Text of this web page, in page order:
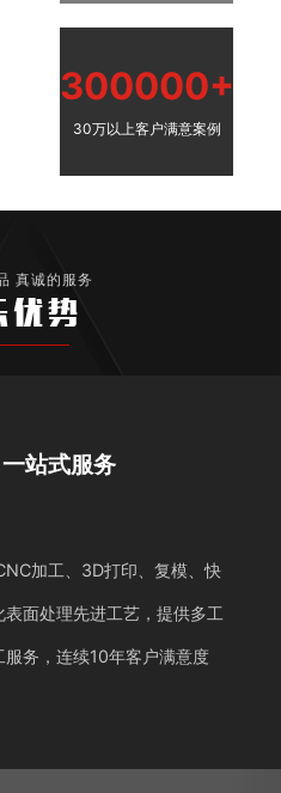
300000+
30万以上客户满意案例
真诚的服务
优势
站式服务
加工、3D打印、复模、快
面处理先进工艺，提供多工
务，连续10年客户满意度